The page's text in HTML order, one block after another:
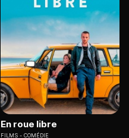
En roue libre
FILMS COMÉDIE